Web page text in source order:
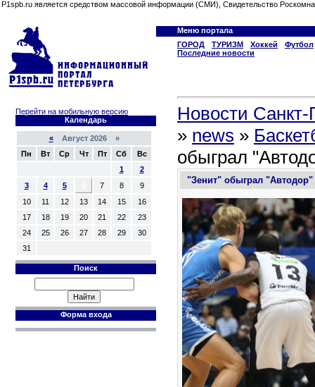
P1spb.ru является средством массовой информации (СМИ), Свидетельство
Меню портала
ГОРОД
ТУРИЗМ Хоккей
Футбол
Последние новости
Перейти на мобильную версию
Календарь
«Август 2026 »
Пн
Вт Ср Чт Пт Сб
Вс
1
2
3
4 5 7 8
9
10
11 12 13 14 15
16
17
18 19 20 21 22
23
24
25 26 27 28 29
30
31
Поиск
Форма входа
Новости Санкт-
» news »
обыграл
"Зенит" обыграл "Автодор"